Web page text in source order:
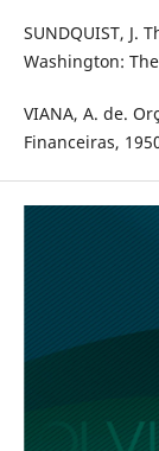
SUNDQUIST, J.
Washington:
VIANA, A. de.
Financeiras,